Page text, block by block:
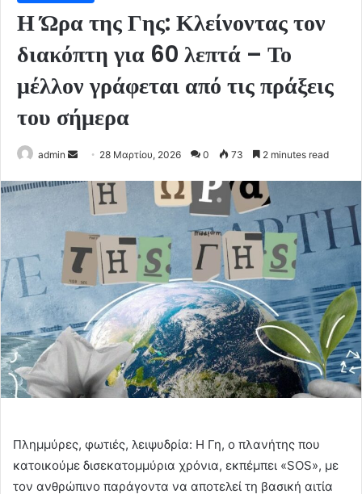
Η Ώρα της Γης: Κλείνοντας τον
διακόπτη για 60 λεπτά – Το
μέλλον γράφεται από τις πράξεις
του σήμερα
admin
Send
email
28 Μαρτίου, 2026 0 73 2 minutes read
Πλημμύρες, φωτιές, λειψυδρία: Η Γη, ο πλανήτης που
κατοικούμε δισεκατομμύρια χρόνια, εκπέμπει «SOS», με
τον ανθρώπινο παράγοντα να αποτελεί τη βασική αιτία